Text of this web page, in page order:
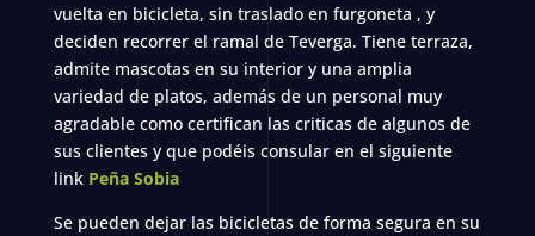
vuelta en bicicleta, sin traslado en furgoneta , y
deciden recorrer el ramal de Teverga. Tiene terraza,
admite mascotas en su interior y una amplia
variedad de platos, además de un personal muy
agradable como certifican las criticas de algunos de
sus clientes y que podéis consular en el siguiente
link Peña Sobia
Se pueden dejar las bicicletas de forma segura en su